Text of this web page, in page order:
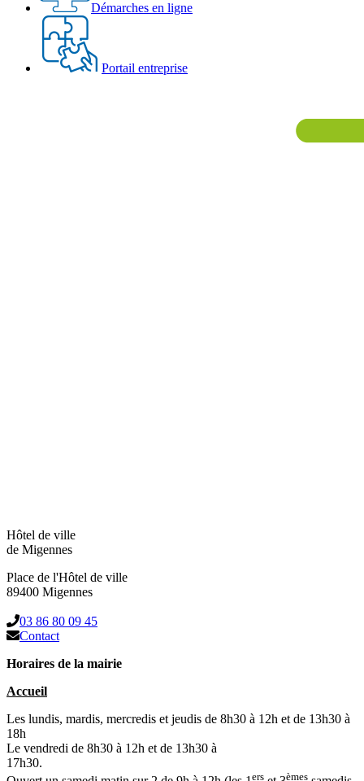
Démarches en ligne
Portail entreprise
Hôtel de ville
de Migennes
Place de l'Hôtel de ville
89400 Migennes
03 86 80 09 45
Contact
Horaires de la mairie
Accueil
Les lundis, mardis, mercredis et jeudis de 8h30 à 12h et de 13h30 à
18h
Le vendredi de 8h30 à 12h et de 13h30 à
17h30.
ers èmes